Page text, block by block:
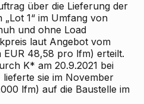
über die Lieferung der
1“ im Umfang von
und ohne Load
laut Angebot vom
EUR 48,58 pro lfm) erteilt.
K* am 20.9.2021 bei
sie im November
lfm) auf die Baustelle im